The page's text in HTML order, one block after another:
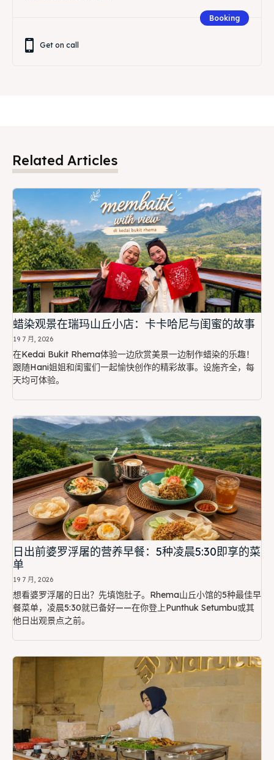
Booking
Get on call
Related Articles
蜡染观景在瑞玛山丘小店：卡卡哈尼与闺蜜的故事
19 7 月, 2026
在Kedai Bukit Rhema体验一边欣赏美景一边制作蜡染的乐趣！
跟随Hani姐姐和闺蜜们一起愉快创作的精彩故事。设施齐全，每
天均可体验。
日出前婆罗浮屠的营养早餐：5种凌晨5:30即享的菜
单
19 7 月, 2026
想看婆罗浮屠的日出？先填饱肚子。Rhema山丘小馆的5种最佳早
餐菜单，凌晨5:30就已备好——在你登上Punthuk Setumbu或其
他日出观景点之前。